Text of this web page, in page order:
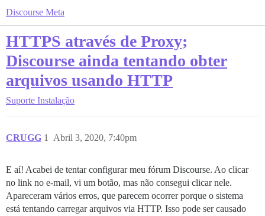
Discourse Meta
HTTPS através de Proxy;
Discourse ainda tentando obter
arquivos usando HTTP
Suporte Instalação
CRUGG Abril 3, 2020, 7:40pm
1
E aí! Acabei de tentar configurar meu fórum Discourse. Ao clicar
no link no e-mail, vi um botão, mas não consegui clicar nele.
Apareceram vários erros, que parecem ocorrer porque o sistema
está tentando carregar arquivos via HTTP. Isso pode ser causado